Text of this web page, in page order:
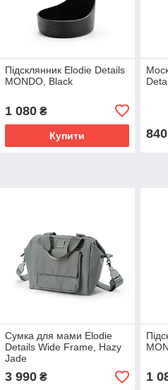
Підсклянник Elodie Details
MONDO, Black
1 080₴
Купити 840
Сумка для мами Elodie
Details Wide Frame, Hazy
Jade
3 990₴ 1